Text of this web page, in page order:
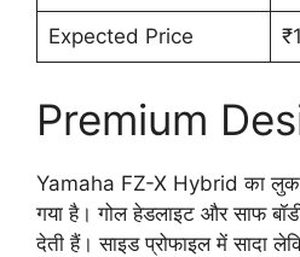
Expected Price
Premium
Yamaha FZ-X Hybrid का लुक
गया है। गोल हेडलाइट और साफ
देती हैं। साइड प्रोफाइल में सादा